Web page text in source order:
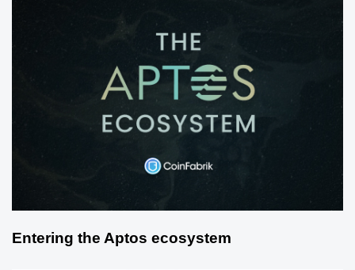
Entering the Aptos ecosystem